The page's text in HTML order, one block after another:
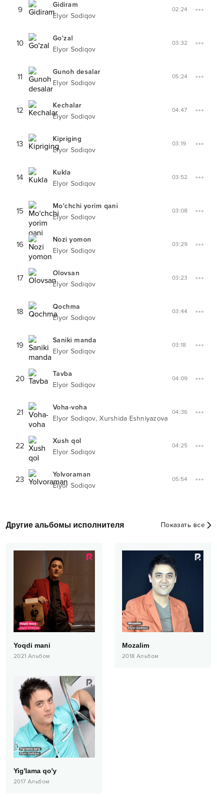
9
Gidiram
Elyor Sodiqov
02:24
10
Go'zal
Elyor Sodiqov
03:32
11
Gunoh desalar
Elyor Sodiqov
05:24
12
Kechalar
Elyor Sodiqov
04:47
13
Kipriging
Elyor Sodiqov
03:19
14
Kukla
Elyor Sodiqov
03:52
15
Mo'chchi yorim qani
Elyor Sodiqov
03:08
16
Nozi yomon
Elyor Sodiqov
03:29
17
Olovsan
Elyor Sodiqov
03:23
18
Qochma
Elyor Sodiqov
03:44
19
Saniki manda
Elyor Sodiqov
03:18
20
Tavba
Elyor Sodiqov
04:09
21
Voha-voha
Elyor Sodiqov,Xurshida Eshniyazova
04:36
22
Xush qol
Elyor Sodiqov
04:25
23
Yolvoraman
Elyor Sodiqov
05:54
Другие альбомы исполнителя Показать все
Yoqdi mani
2021 Альбом
Mozalim
2018 Альбом
Yig'lama qo'y
2017 Альбом